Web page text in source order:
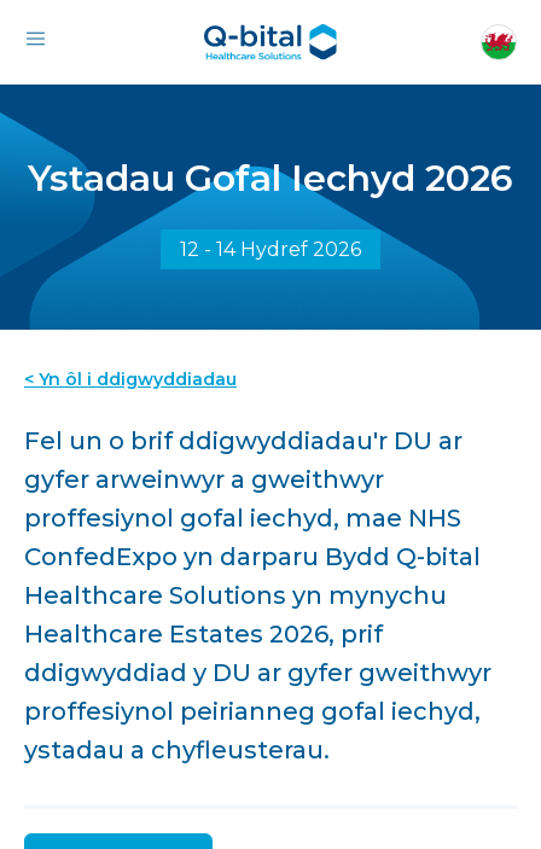
Ystadau Gofal Iechyd 2026
12 - 14 Hydref 2026
< Yn ôl i ddigwyddiadau
Fel un o brif ddigwyddiadau'r DU ar
gyfer arweinwyr a gweithwyr
proffesiynol gofal iechyd, mae NHS
ConfedExpo yn darparu Bydd Q-bital
Healthcare Solutions yn mynychu
Healthcare Estates 2026, prif
ddigwyddiad y DU ar gyfer gweithwyr
proffesiynol peirianneg gofal iechyd,
ystadau a chyfleusterau.